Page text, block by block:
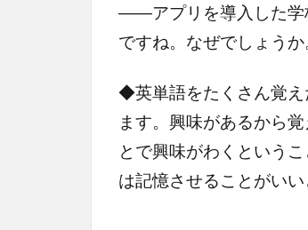
――アプリを導入した学
ですね。なぜでしょうか
◆英単語をたくさん覚え
ます。興味があるから
とで興味がわくという
は記憶させることがい